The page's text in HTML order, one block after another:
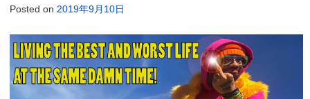
Posted on2019年9月10日